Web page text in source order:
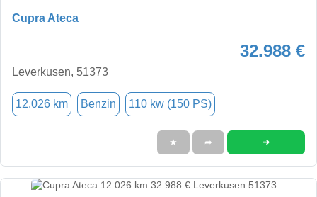
Cupra Ateca
32.988 €
Leverkusen, 51373
12.026 km Benzin 110 kw (150 PS)
★ ➦ ➜